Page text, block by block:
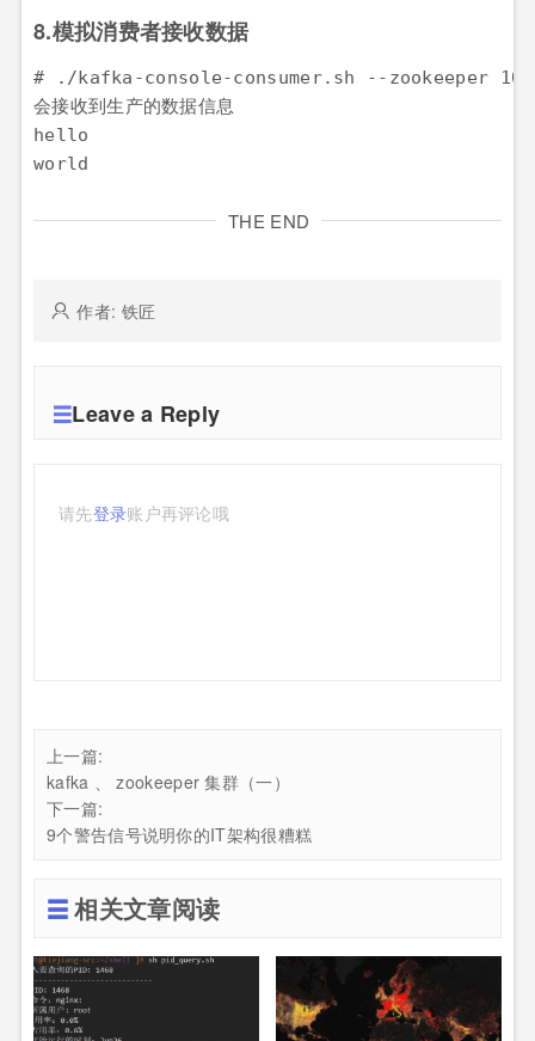
8.模拟消费者接收数据
# ./kafka-console-consumer.sh --zookeeper
会接收到生产的数据信息
hello
world
THE END
作者: 铁匠
Leave a Reply
请先登录账户再评论哦
上一篇:
kafka 、 zookeeper 集群（一）
下一篇:
9个警告信号说明你的IT架构很糟糕
相关文章阅读